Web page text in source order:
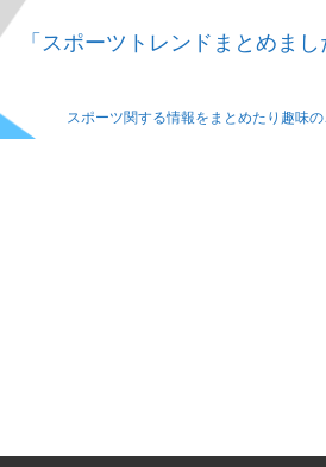
「スポーツトレンドまとめま
スポーツ関する情報をまとめたり趣味